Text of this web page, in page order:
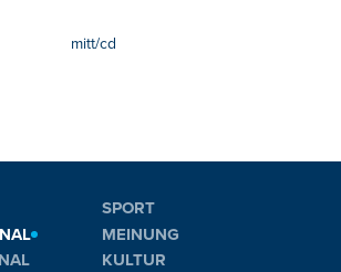
mitt/cd
SPORT
MEINUNG
KULTUR